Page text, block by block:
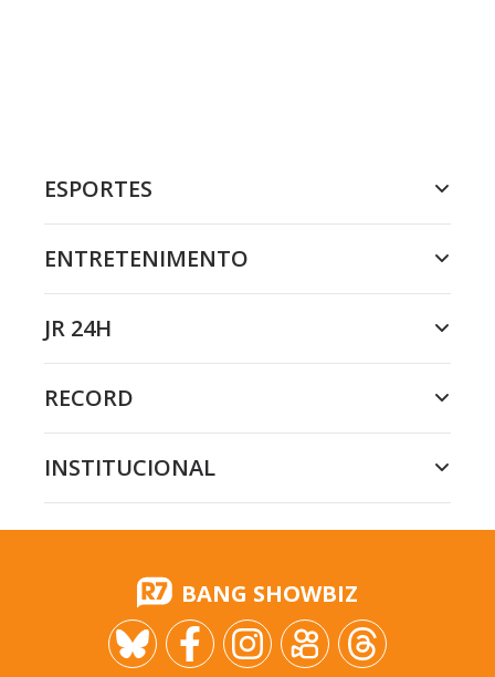
ESPORTES
ENTRETENIMENTO
JR 24H
RECORD
INSTITUCIONAL
BANG SHOWBIZ